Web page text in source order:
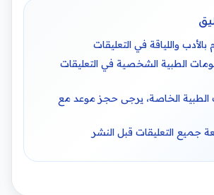
بالأدب واللياقة في التعليقات
الطبية الشخصية في التعليقات
الطبية الخاصة، يرجى حجز موعد مع
جميع التعليقات قبل النشر